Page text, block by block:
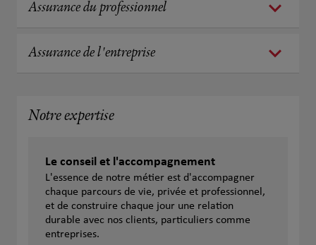
Assurance du professionnel
Assurance de l'entreprise
Notre expertise
Le conseil et l'accompagnement
L'essence de notre métier est d'accompagner
chaque parcours de vie, privée et professionnel,
et de construire chaque jour une relation
durable avec nos clients, particuliers comme
entreprises.